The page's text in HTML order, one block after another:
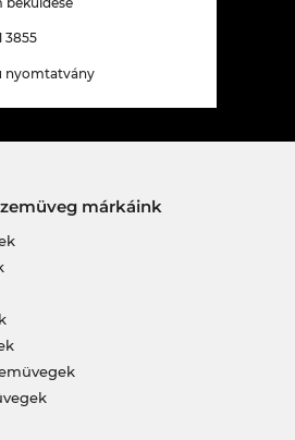
3855
nyomtatvány
márkáink